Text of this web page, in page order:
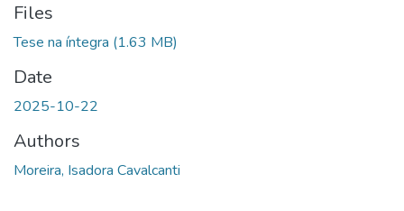
Files
Tese na íntegra (1.63 MB)
Date
2025-10-22
Authors
Moreira, Isadora Cavalcanti